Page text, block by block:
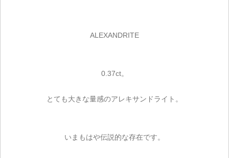
ALEXANDRITE
0.37ct。
とても大きな量感のアレキサンドライト。
いまもはや伝説的な存在です。